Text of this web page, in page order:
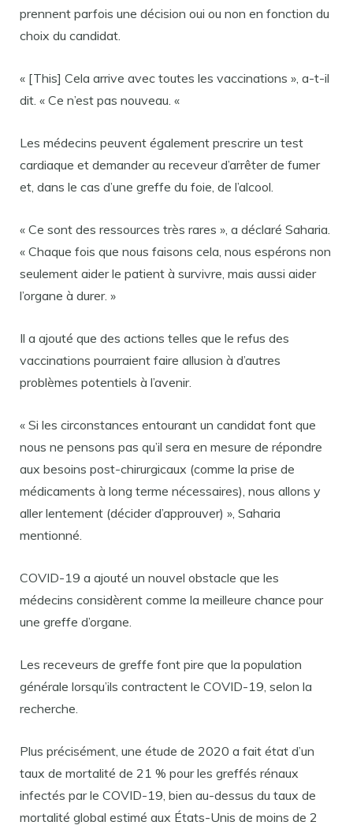
prennent parfois une décision oui ou non en fonction du
choix du candidat.
« [This] Cela arrive avec toutes les vaccinations », a-t-il
dit. « Ce n’est pas nouveau. «
Les médecins peuvent également prescrire un test
cardiaque et demander au receveur d’arrêter de fumer
et, dans le cas d’une greffe du foie, de l’alcool.
« Ce sont des ressources très rares », a déclaré Saharia.
« Chaque fois que nous faisons cela, nous espérons non
seulement aider le patient à survivre, mais aussi aider
l’organe à durer. »
Il a ajouté que des actions telles que le refus des
vaccinations pourraient faire allusion à d’autres
problèmes potentiels à l’avenir.
« Si les circonstances entourant un candidat font que
nous ne pensons pas qu’il sera en mesure de répondre
aux besoins post-chirurgicaux (comme la prise de
médicaments à long terme nécessaires), nous allons y
aller lentement (décider d’approuver) », Saharia
mentionné.
COVID-19 a ajouté un nouvel obstacle que les
médecins considèrent comme la meilleure chance pour
une greffe d’organe.
Les receveurs de greffe font pire que la population
générale lorsqu’ils contractent le COVID-19, selon la
recherche.
Plus précisément, une étude de 2020 a fait état d’un
taux de mortalité de 21 % pour les greffés rénaux
infectés par le COVID-19, bien au-dessus du taux de
mortalité global estimé aux États-Unis de moins de 2